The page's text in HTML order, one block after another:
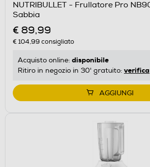
NUTRIBULLET - Frullatore Pro
Sabbia
€ 89,99
€ 104,99 consigliato
Acquisto online: disponibile
Ritiro in negozio in 30' gratuito: verifica
AGGIUNGI